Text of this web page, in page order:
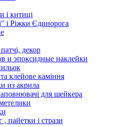
і китиці
і Ріжки Єдинорога
декор
и эпоксидные наклейки
клейове каміння
из акрила
для шейкера
пайетки і стрази